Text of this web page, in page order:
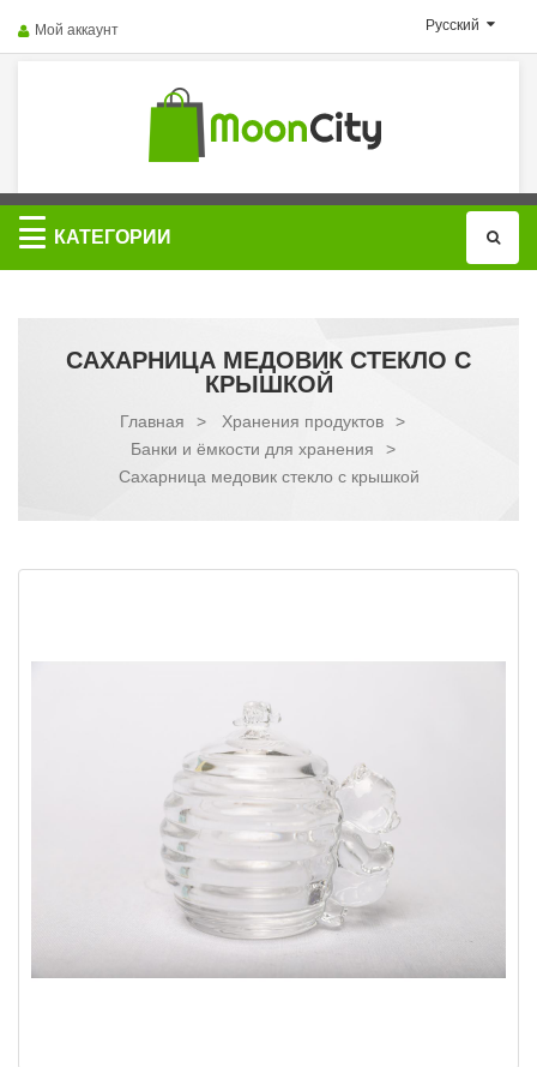
Русский
Мой аккаунт
Категории
КАТЕГОРИИ
САХАРНИЦА МЕДОВИК СТЕКЛО С
КРЫШКОЙ
Главная > Хранения продуктов
>
Банки и ёмкости для хранения
>
Сахарница медовик стекло с крышкой